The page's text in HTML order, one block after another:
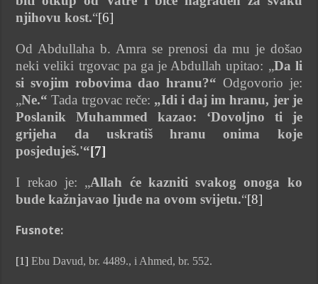
njihovu kost.“[6]
Od Abdullaha b. Amra se prenosi da mu je došao
neki veliki trgovac pa ga je Abdullah upitao: „Da li
si svojim robovima dao hranu?“ Odgovorio je:
„Ne.“ Tada trgovac reče: „Idi i daj im hranu, jer je
Poslanik Muhammed kazao: ‘Dovoljno ti je
grijeha da uskratiš hranu onima koje
posjeduješ.'“[7]
I rekao je: „Allah će kazniti svakog onoga ko
bude kažnjavao ljude na ovom svijetu.“[8]
Fusnote:
[1] Ebu Davud, br. 4489., i Ahmed, br. 552.